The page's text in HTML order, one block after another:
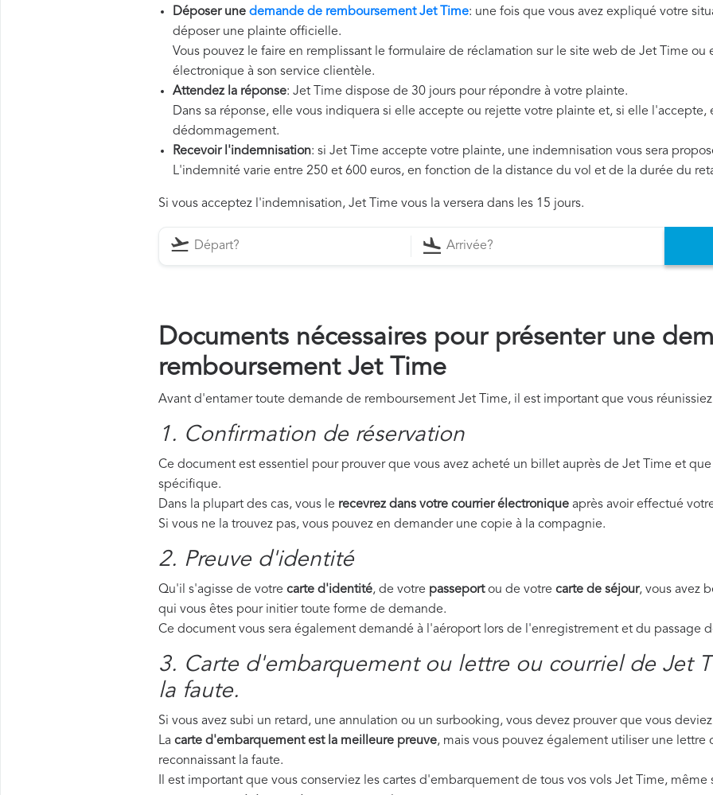
Déposer une demande de remboursement Jet Time: une fois que vous avez expliqué votre
déposer une plainte officielle.
Vous pouvez le faire en remplissant le formulaire de réclamation sur le site web de Jet Time ou
électronique à son service clientèle.
Attendez la réponse: Jet Time dispose de 30 jours pour répondre à votre plainte.
Dans sa réponse, elle vous indiquera si elle accepte ou rejette votre plainte et, si elle l'accepte,
dédommagement.
Recevoir l'indemnisation: si Jet Time accepte votre plainte, une indemnisation vous sera
L'indemnité varie entre 250 et 600 euros, en fonction de la distance du vol et de la durée du
Si vous acceptez l'indemnisation, Jet Time vous la versera dans les 15 jours.
Documents nécessaires pour présenter une
remboursement Jet Time
Avant d'entamer toute demande de remboursement Jet Time, il est important que vous
1. Confirmation de réservation
Ce document est essentiel pour prouver que vous avez acheté un billet auprès de Jet Time et
spécifique.
Dans la plupart des cas, vous le recevrez dans votre courrier électronique après avoir effectué
Si vous ne la trouvez pas, vous pouvez en demander une copie à la compagnie.
2. Preuve d'identité
Qu'il s'agisse de votre carte d'identité, de votre passeportou de votre carte de séjour, vous avez
qui vous êtes pour initier toute forme de demande.
Ce document vous sera également demandé à l'aéroport lors de l'enregistrement et du passage
3. Carte d'embarquement ou lettre ou courriel de Jet
la faute.
Si vous avez subi un retard, une annulation ou un surbooking, vous devez prouver que vous
La carte d'embarquement est la meilleure preuve, mais vous pouvez également utiliser une lettre
reconnaissant la faute.
Il est important que vous conserviez les cartes d'embarquement de tous vos vols Jet Time,